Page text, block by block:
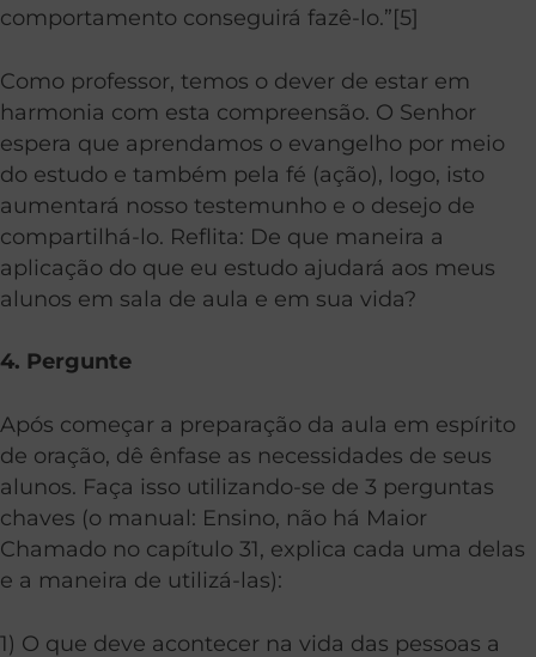
comportamento conseguirá fazê-lo.”[5]
Como professor, temos o dever de estar em
harmonia com esta compreensão. O Senhor
espera que aprendamos o evangelho por meio
do estudo e também pela fé (ação), logo, isto
aumentará nosso testemunho e o desejo de
compartilhá-lo. Reflita: De que maneira a
aplicação do que eu estudo ajudará aos meus
alunos em sala de aula e em sua vida?
4. Pergunte
Após começar a preparação da aula em espírito
de oração, dê ênfase as necessidades de seus
alunos. Faça isso utilizando-se de 3 perguntas
chaves (o manual: Ensino, não há Maior
Chamado no capítulo 31, explica cada uma delas
e a maneira de utilizá-las):
1) O que deve acontecer na vida das pessoas a